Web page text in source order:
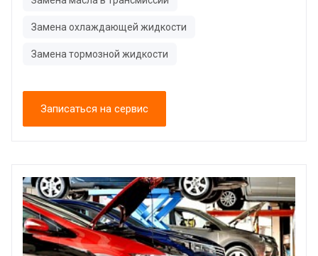
Замена охлаждающей жидкости
Замена тормозной жидкости
Записаться на сервис